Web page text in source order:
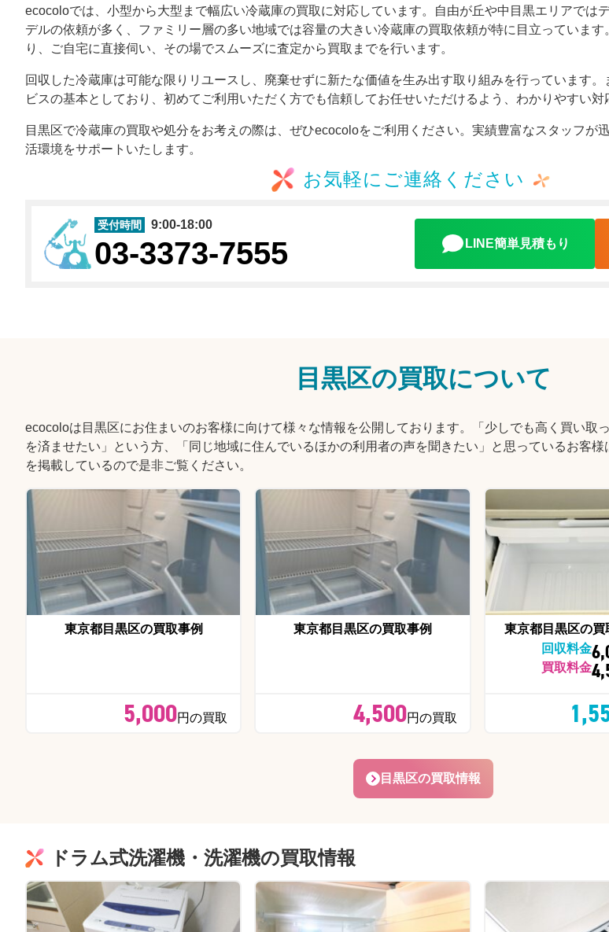
ecocoloでは、小型から大型まで幅広い冷蔵庫の買取に対応しています。自由が丘や中目黒エリアでは
デルの依頼が多く、ファミリー層の多い地域では容量の大きい冷蔵庫の買取依頼が特に目立っていま
り、ご自宅に直接伺い、その場でスムーズに査定から買取までを行います。
回収した冷蔵庫は可能な限りリユースし、廃棄せずに新たな価値を生み出す取り組みを行っています
ビスの基本としており、初めてご利用いただく方でも信頼してお任せいただけるよう、わかりやすい対
目黒区で冷蔵庫の買取や処分をお考えの際は、ぜひecocoloをご利用ください。実績豊富なスタッフが
活環境をサポートいたします。
お気軽にご連絡ください
受付時間 9:00-18:00
03-3373-7555 LINE簡単見積もり
目黒区の買取について
ecocoloは目黒区にお住まいのお客様に向けて様々な情報を公開しております。「少しでも高く買い取
を済ませたい」という方、「同じ地域に住んでいるほかの利用者の声を聞きたい」と思っているお客
を掲載しているので是非ご覧ください。
東京都目黒区の買取事例
5,000円の買取
東京都目黒区の買取事例
4,500円の買取
東京都目黒区の買
回収料金
買取料金
目黒区の買取情報
ドラム式洗濯機・洗濯機の買取情報